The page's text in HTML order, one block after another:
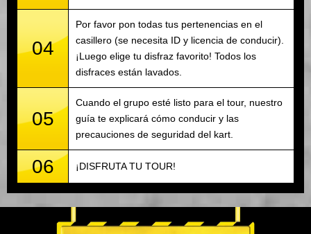
04
Por favor pon todas tus pertenencias en el
casillero (se necesita ID y licencia de conducir).
¡Luego elige tu disfraz favorito! Todos los
disfraces están lavados.
05
Cuando el grupo esté listo para el tour, nuestro
guía te explicará cómo conducir y las
precauciones de seguridad del kart.
06 ¡DISFRUTA TU TOUR!